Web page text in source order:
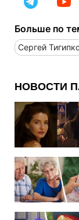
Больше по
Сергей